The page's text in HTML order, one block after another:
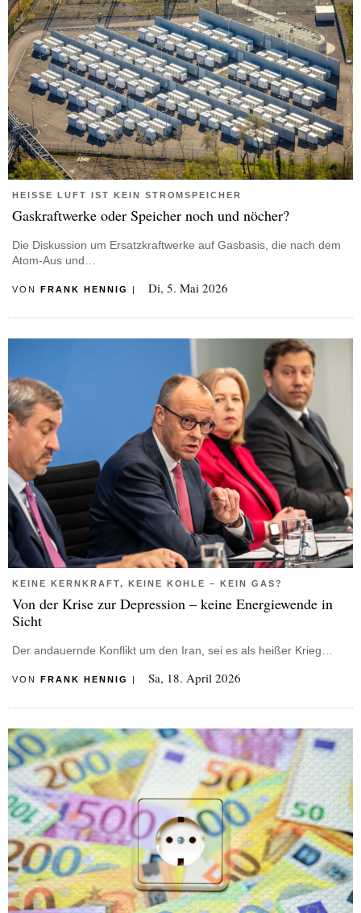
HEISSE LUFT IST KEIN STROMSPEICHER
Gaskraftwerke oder Speicher noch und nöcher?
Die Diskussion um Ersatzkraftwerke auf Gasbasis, die nach dem
Atom-Aus und…
VON FRANK HENNIG Di, 5. Mai 2026
KEINE KERNKRAFT, KEINE KOHLE – KEIN GAS?
Von der Krise zur Depression – keine Energiewende in
Sicht
Der andauernde Konflikt um den Iran, sei es als heißer Krieg…
VON FRANK HENNIG Sa, 18. April 2026